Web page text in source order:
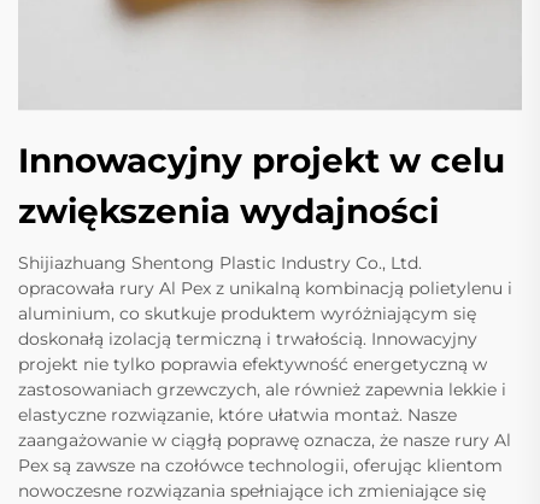
Innowacyjny projekt w celu
zwiększenia wydajności
Shijiazhuang Shentong Plastic Industry Co., Ltd.
opracowała rury Al Pex z unikalną kombinacją polietylenu i
aluminium, co skutkuje produktem wyróżniającym się
doskonałą izolacją termiczną i trwałością. Innowacyjny
projekt nie tylko poprawia efektywność energetyczną w
zastosowaniach grzewczych, ale również zapewnia lekkie i
elastyczne rozwiązanie, które ułatwia montaż. Nasze
zaangażowanie w ciągłą poprawę oznacza, że nasze rury Al
Pex są zawsze na czołówce technologii, oferując klientom
nowoczesne rozwiązania spełniające ich zmieniające się